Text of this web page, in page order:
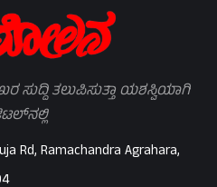
ಸುದ್ದಿ ತಲುಪಿಸುತ್ತಾ ಯಶಸ್ವಿಯಾಗಿ
Rd, Ramachandra Agrahara,